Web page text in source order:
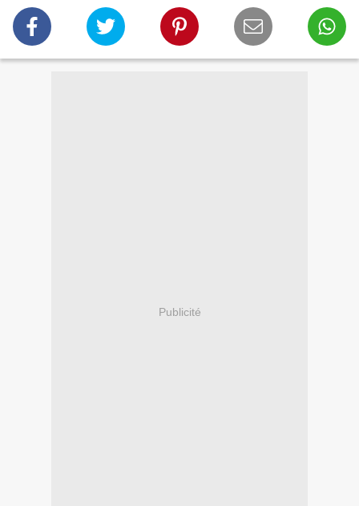
Publicité